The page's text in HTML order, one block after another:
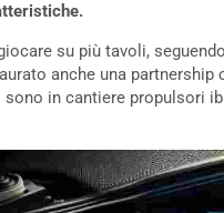
su più tavoli,
anche una
sono in cantiere propulsori